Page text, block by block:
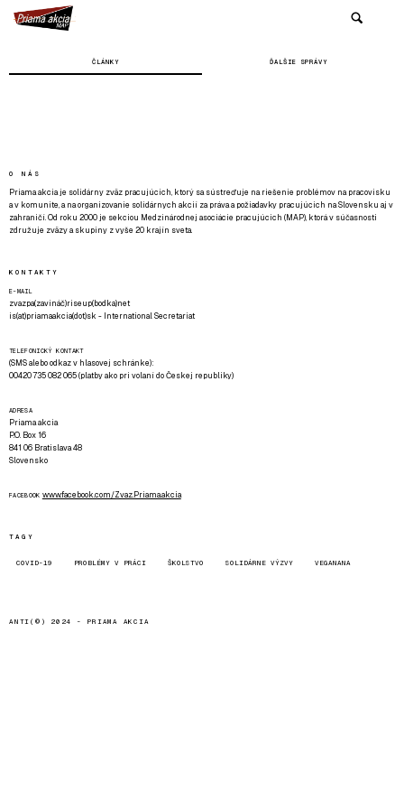
ČLÁNKY ĎALŠIE SPRÁVY
O NÁS
Priama akcia je solidárny zväz pracujúcich, ktorý sa sústreďuje na riešenie problémov na pracovisku
a v komunite, a na organizovanie solidárnych akcií za práva a požiadavky pracujúcich na Slovensku aj v
zahraničí. Od roku 2000 je sekciou Medzinárodnej asociácie pracujúcich (MAP), ktorá v súčasnosti
združuje zväzy a skupiny z vyše 20 krajín sveta.
KONTAKTY
E-MAIL
zvazpa(zavináč)riseup(bodka)net
is(at)priamaakcia(dot)sk - International Secretariat
TELEFONICKÝ KONTAKT
(SMS alebo odkaz v hlasovej schránke):
00420 735 082 065 (platby ako pri volaní do Českej republiky)
ADRESA
Priama akcia
P.O. Box 16
841 06 Bratislava 48
Slovensko
FACEBOOK www.facebook.com/Zvaz.Priama.akcia
TAGY
COVID-19 PROBLÉMY V PRÁCI ŠKOLSTVO SOLIDÁRNE VÝZVY VEGANANA
ANTI(©) 2024 - PRIAMA AKCIA